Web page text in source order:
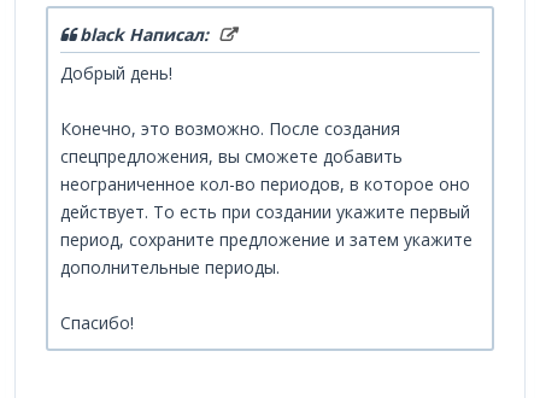
black Написал:
Добрый день!
Конечно, это возможно. После создания
спецпредложения, вы сможете добавить
неограниченное кол-во периодов, в которое оно
действует. То есть при создании укажите первый
период, сохраните предложение и затем укажите
дополнительные периоды.
Спасибо!